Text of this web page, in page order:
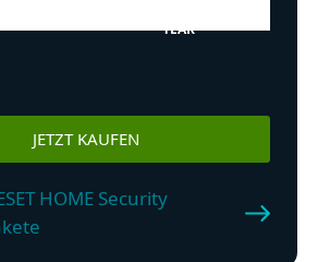
YEAR
JETZT KAUFEN
HOME Security